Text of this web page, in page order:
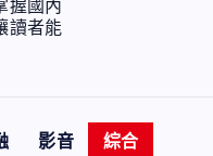
握國內
讀者能
影音 綜合